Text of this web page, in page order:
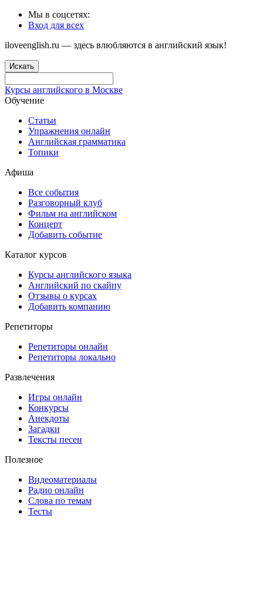
Мы в соцсетях:
Вход для всех
iloveenglish.ru — здесь влюбляются в английский язык!
Искать
Курсы английского в Москве
Обучение
Статьи
Упражнения онлайн
Английская грамматика
Топики
Афиша
Все события
Разговорный клуб
Фильм на английском
Концерт
Добавить событие
Каталог курсов
Курсы английского языка
Английский по скайпу
Отзывы о курсах
Добавить компанию
Репетиторы
Репетиторы онлайн
Репетиторы локально
Развлечения
Игры онлайн
Конкурсы
Анекдоты
Загадки
Тексты песен
Полезное
Видеоматериалы
Радио онлайн
Слова по темам
Тесты